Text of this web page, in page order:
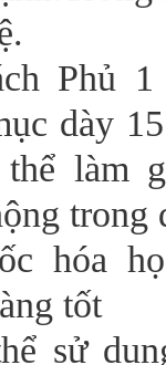
Phủ
dày
làm
trong
hóa
tốt
sử